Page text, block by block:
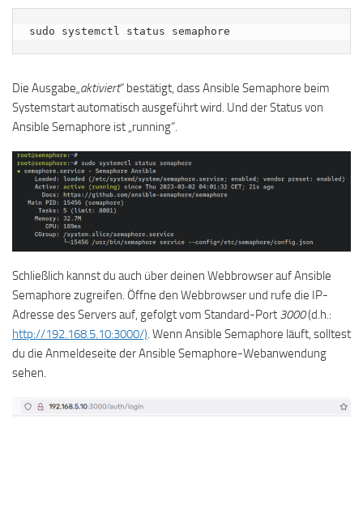
sudo systemctl status semaphore
Die Ausgabe„aktiviert“ bestätigt, dass Ansible Semaphore beim
Systemstart automatisch ausgeführt wird. Und der Status von
Ansible Semaphore ist „running“.
Schließlich kannst du auch über deinen Webbrowser auf Ansible
Semaphore zugreifen. Öffne den Webbrowser und rufe die IP-
Adresse des Servers auf, gefolgt vom Standard-Port 3000(d.h.:
http://192.168.5.10:3000/). Wenn Ansible Semaphore läuft, solltest
du die Anmeldeseite der Ansible Semaphore-Webanwendung
sehen.